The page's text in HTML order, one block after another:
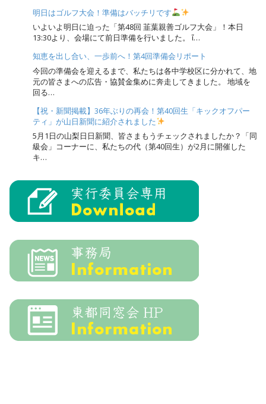
明日はゴルフ大会！準備はバッチリです
いよいよ明日に迫った「第48回 韮葉親善ゴルフ大会」！本日
13:30より、会場にて前日準備を行いました。 ἴ…
知恵を出し合い、一歩前へ！第4回準備会リポート
今回の準備会を迎えるまで、私たちは各中学校区に分かれて、地
元の皆さまへの広告・協賛金集めに奔走してきました。 地域を
回る…
【祝・新聞掲載】36年ぶりの再会！第40回生「キックオフパー
ティ」が山日新聞に紹介されました
5月1日の山梨日日新聞、皆さまもうチェックされましたか？「同
級会」コーナーに、私たちの代（第40回生）が2月に開催した
キ…